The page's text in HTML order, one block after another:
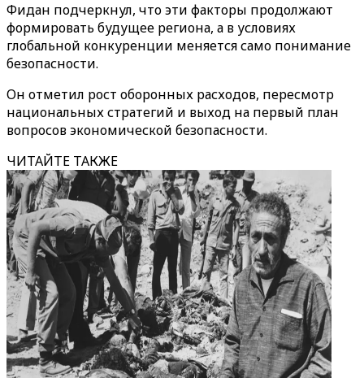
Фидан подчеркнул, что эти факторы продолжают
формировать будущее региона, а в условиях
глобальной конкуренции меняется само понимание
безопасности.
Он отметил рост оборонных расходов, пересмотр
национальных стратегий и выход на первый план
вопросов экономической безопасности.
ЧИТАЙТЕ ТАКЖЕ